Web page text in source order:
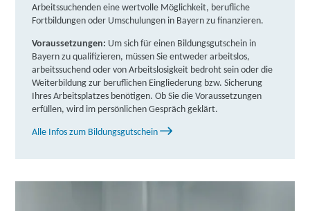
DAA Deutsche Angestellten-Akademie gGmbH |
Bahnhofstraße 26 D, 82256 FürstenfeldbruckPartner
weitere Informationen
Maximum Nachhilfe & Sprachschule / Stift & Tafel
gGmbH | Friedrichstraße 13 - 15, 90762 Fürth Partner
weitere Informationen
Lernstudio Barbarossa / MegaKids Fortbildungs
Arbeitssuchenden eine wertvolle Möglichkeit, berufliche
Fortbildungen oder Umschulungen in Bayern zu finanzieren.
Voraussetzungen: Um sich für einen Bildungsgutschein in
Bayern zu qualifizieren, müssen Sie entweder arbeitslos,
arbeitssuchend oder von Arbeitslosigkeit bedroht sein oder die
Weiterbildung zur beruflichen Eingliederung bzw. Sicherung
Ihres Arbeitsplatzes benötigen. Ob Sie die Voraussetzungen
erfüllen, wird im persönlichen Gespräch geklärt.
Alle Infos zum Bildungsgutschein